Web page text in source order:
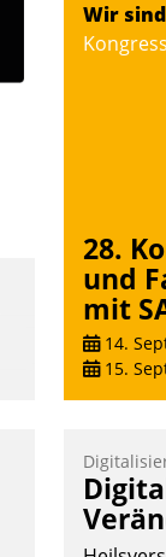
Wir
Kongress
28.
und
mit
14.
15.